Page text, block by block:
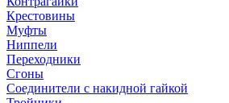
Крестовины
Муфты
Ниппели
Переходники
Сгоны
Соединители с накидной гайкой